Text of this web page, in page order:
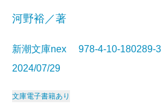
河野裕／著
新潮文庫nex 978-4-10-
2024/07/29
文庫電子書籍あり